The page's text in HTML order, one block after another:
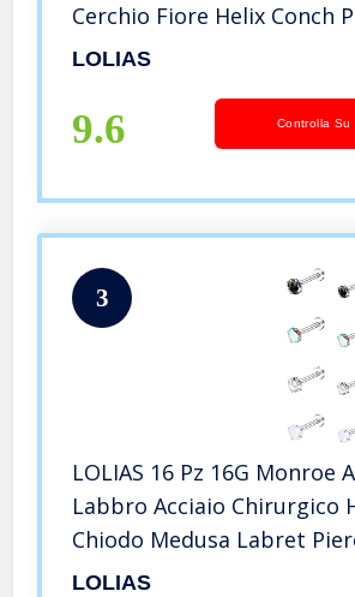
Cerchio Fiore Helix Conch
per Donne Ragazze
LOLIAS
9.6 Controlla Su
3
LOLIAS 16 Pz 16G Monroe
Labbro Acciaio Chirurgico
Chiodo Medusa Labret
Gioielli CZ Opale Cartilagine
LOLIAS